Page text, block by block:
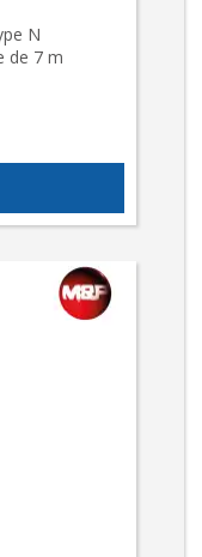
N
de 7 m